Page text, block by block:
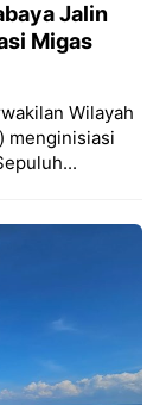
Jalin
Migas
Wilayah
menginisiasi